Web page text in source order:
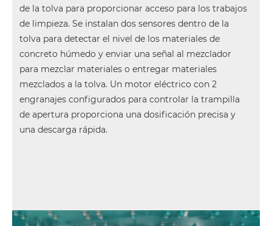
de la tolva para proporcionar acceso para los trabajos
de limpieza. Se instalan dos sensores dentro de la
tolva para detectar el nivel de los materiales de
concreto húmedo y enviar una señal al mezclador
para mezclar materiales o entregar materiales
mezclados a la tolva. Un motor eléctrico con 2
engranajes configurados para controlar la trampilla
de apertura proporciona una dosificación precisa y
una descarga rápida.